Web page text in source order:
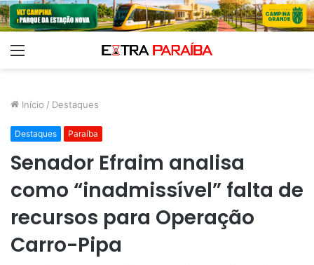
Início / Destaques
Destaques Paraíba
Senador Efraim analisa
como “inadmissível” falta de
recursos para Operação
Carro-Pipa